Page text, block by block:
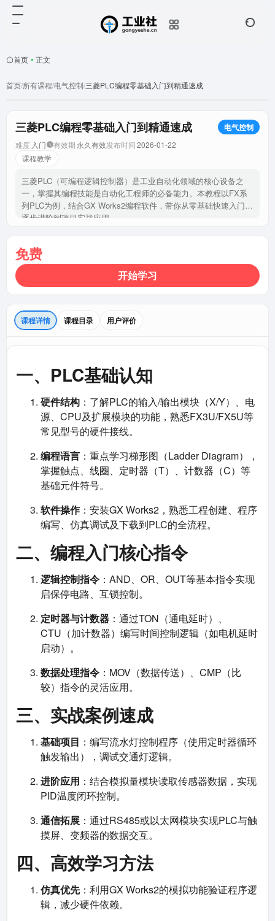
首页 • 正文
首页/所有课程/电气控制/三菱PLC编程零基础入门到精通速成
三菱PLC编程零基础入门到精通速成 电气控制
难度 入门 有效期 永久有效发布时间2026-01-22
课程教学
三菱PLC（可编程逻辑控制器）是工业自动化领域的核心设备之
一，掌握其编程技能是自动化工程师的必备能力。本教程以FX系
列PLC为例，结合GX Works2编程软件，带你从零基础快速入门，
逐步进阶到项目实战应用。
免费
开始学习
课程详情 课程目录 用户评价
一、PLC基础认知
硬件结构 ：了解PLC的输入/输出模块（X/Y）、电
源、CPU及扩展模块的功能，熟悉FX3U/FX5U等
常见型号的硬件接线。
编程语言 ：重点学习梯形图（Ladder Diagram），
掌握触点、线圈、定时器（T）、计数器（C）等
基础元件符号。
软件操作：安装GX Works2，熟悉工程创建、程序
编写、仿真调试及下载到PLC的全流程。
二、编程入门核心指令
逻辑控制指令 ：AND、OR、OUT等基本指令实现
启保停电路、互锁控制。
定时器与计数器 ：通过TON（通电延时）、
CTU（加计数器）编写时间控制逻辑（如电机延时
启动）。
数据处理指令 ：MOV（数据传送）、CMP（比
较）指令的灵活应用。
三、实战案例速成
基础项目 ：编写流水灯控制程序（使用定时器循环
触发输出），调试交通灯逻辑。
进阶应用 ：结合模拟量模块读取传感器数据，实现
PID温度闭环控制。
通信拓展 ：通过RS485或以太网模块实现PLC与触
摸屏、变频器的数据交互。
四、高效学习方法
仿真优先：利用GX Works2的模拟功能验证程序逻
辑，减少硬件依赖。